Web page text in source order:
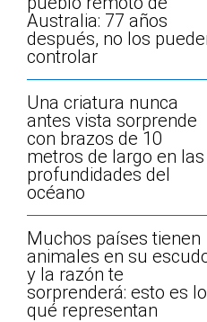
Australia: 77 años
después, no los
controlar
Una criatura nunca
antes vista sorprende
con brazos de 10
metros de largo en las
profundidades del
océano
Muchos países tienen
animales en su
y la razón te
sorprenderá: esto es lo
qué representan